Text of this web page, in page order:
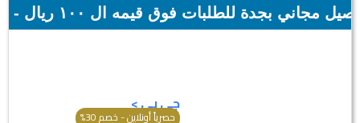
مجاني لقيمه اكثر من ٢٩٩ ريال
جي بي>
حصرياً أونلاين - خصم 30%